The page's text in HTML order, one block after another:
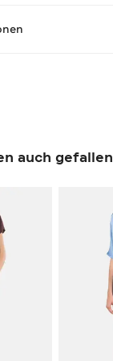
auch gefallen